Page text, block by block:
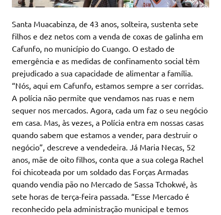
Santa Muacabinza, de 43 anos, solteira, sustenta sete
filhos e dez netos com a venda de coxas de galinha em
Cafunfo, no município do Cuango. O estado de
emergência e as medidas de confinamento social têm
prejudicado a sua capacidade de alimentar a família.
“Nós, aqui em Cafunfo, estamos sempre a ser corridas.
A polícia não permite que vendamos nas ruas e nem
sequer nos mercados. Agora, cada um faz o seu negócio
em casa. Mas, às vezes, a Polícia entra em nossas casas
quando sabem que estamos a vender, para destruir o
negócio”, descreve a vendedeira. Já Maria Necas, 52
anos, mãe de oito filhos, conta que a sua colega Rachel
foi chicoteada por um soldado das Forças Armadas
quando vendia pão no Mercado de Sassa Tchokwé, às
sete horas de terça-feira passada. “Esse Mercado é
reconhecido pela administração municipal e temos